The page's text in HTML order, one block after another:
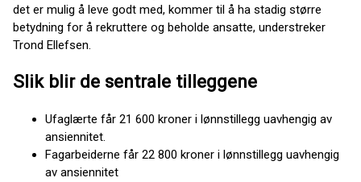
det er mulig å leve godt med, kommer til å ha stadig større
betydning for å rekruttere og beholde ansatte, understreker
Trond Ellefsen.
Slik blir de sentrale tilleggene
Ufaglærte får 21 600 kroner i lønnstillegg uavhengig av
ansiennitet.
Fagarbeiderne får 22 800 kroner i lønnstillegg uavhengig
av ansiennitet